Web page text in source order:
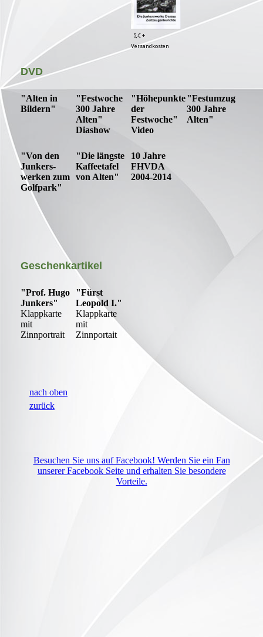
5,-€ +
Versandkosten
DVD
"Alten in
Bildern"
"Festwoche
300 Jahre
Alten"
Diashow
"Höhepunkte
der
Festwoche"
Video
"Festumzug
300 Jahre
Alten"
"Von den
Junkers-
werken zum
Golfpark"
"Die längste
Kaffeetafel
von Alten"
10 Jahre
FHVDA
2004-2014
Geschenkartikel
"Prof. Hugo
Junkers"
Klappkarte
mit
Zinnportrait
"Fürst
Leopold I."
Klappkarte
mit
Zinnportait
nach oben
zurück
Besuchen Sie uns auf Facebook! Werden Sie ein Fan
unserer Facebook Seite und erhalten Sie besondere
Vorteile.